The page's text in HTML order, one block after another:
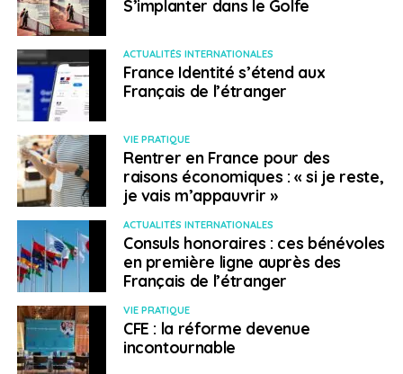
Pour une première expérience, l’
québecois pour la jeunesse(OFQJ) propose des
stages, séjours de formation ou emplois temporaires
aux étudiants, apprentis ou jeunes professionnels.
La fédération France-Québec
des programmes intermunicipalités pour les jeunes
travailleurs de 18 à 35 ans d’une durée de 6 à 8
semaines, du mois de juin au mois d’août.
Aussi, le programmePlace aux jeunes en région
(PAJR) les aide à trouver la région qui leur convient et à
rencontrer des employeurs et intervenants locaux au
cours de séjours exploratoires, tout en les
accompagnement dans leurs démarches d’installation.
Certains services gouvernementaux comme le
S’implanter dans le Golfe
ACTUALITÉS INTERNATIONALES
France Identité s’étend aux
Français de l’étranger
VIE PRATIQUE
Rentrer en France pour des
raisons économiques : « si je reste,
je vais m’appauvrir »
ACTUALITÉS INTERNATIONALES
Consuls honoraires : ces bénévoles
en première ligne auprès des
Français de l’étranger
VIE PRATIQUE
CFE : la réforme devenue
incontournable